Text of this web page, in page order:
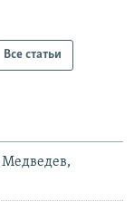
Все статьи
Медведев,